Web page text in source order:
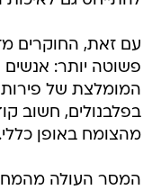
עם זאת, החוקרים
פשוטה יותר: אנשים
המומלצת של פירות
בפלבנולים, חשוב
מהצומח באופן כללי.
המסר העולה